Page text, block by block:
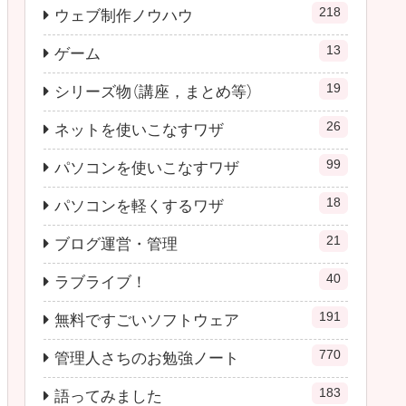
ウェブ制作ノウハウ 218
ゲーム 13
シリーズ物（講座，まとめ等） 19
ネットを使いこなすワザ 26
パソコンを使いこなすワザ 99
パソコンを軽くするワザ 18
ブログ運営・管理 21
ラブライブ！ 40
無料ですごいソフトウェア 191
管理人さちのお勉強ノート 770
語ってみました 183